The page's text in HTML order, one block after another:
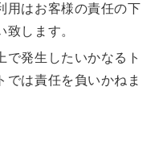
用はお客様の責任の下
します。
で発生したいかなるト
では責任を負いかねま